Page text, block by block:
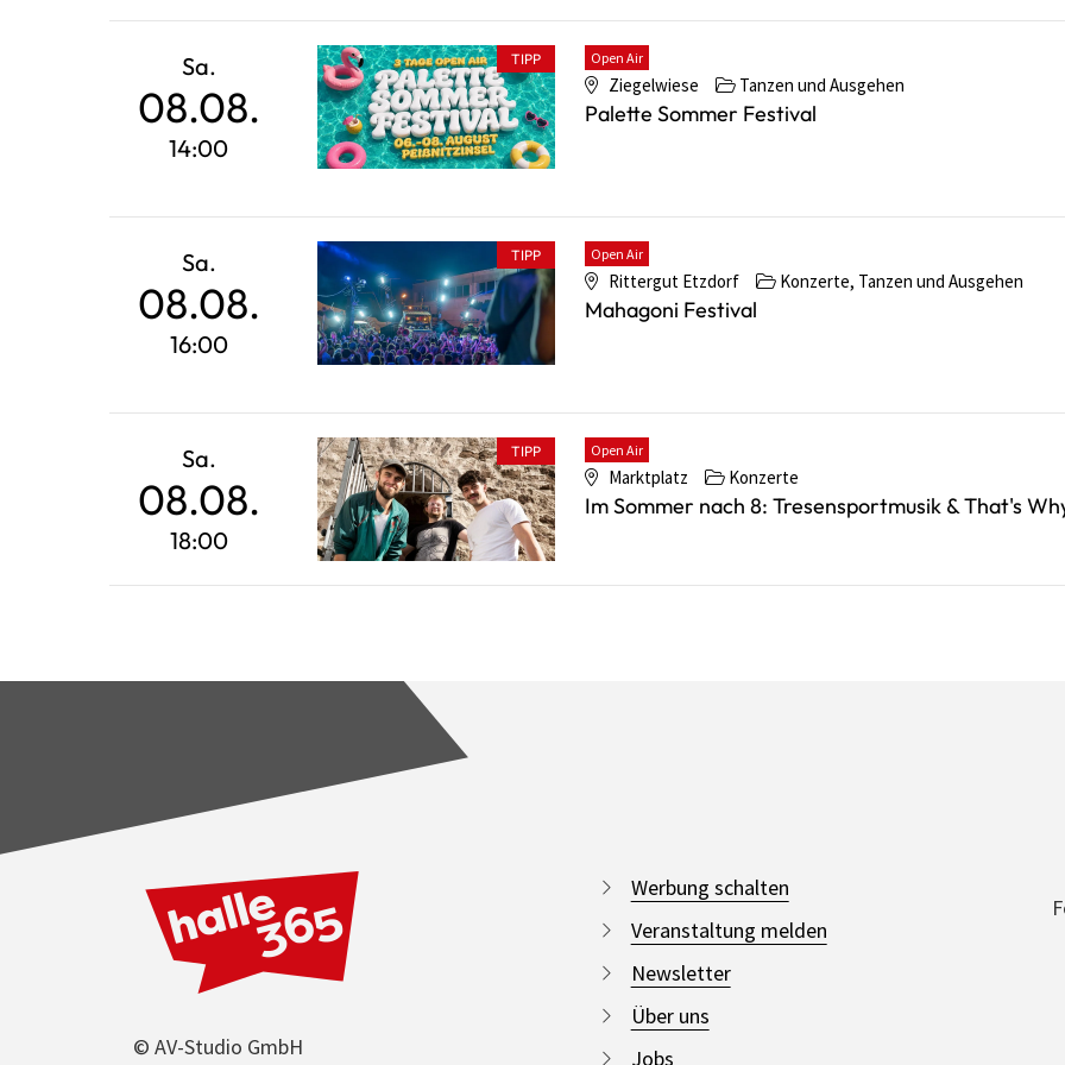
Ziegelwiese Tanzen und Ausgehen
TIPP
Sa.
08.08.
14:00
Open Air
Palette Sommer Festival
Rittergut Etzdorf Konzerte, Tanzen und Ausgehen
TIPP
Sa.
08.08.
16:00
Open Air
Mahagoni Festival
Marktplatz Konzerte
TIPP
Sa.
08.08.
18:00
Open Air
Im Sommer nach 8: Tresensportmusik & That's
© AV-Studio GmbH
Werbung schalten
Veranstaltung melden
Newsletter
Über uns
Jobs